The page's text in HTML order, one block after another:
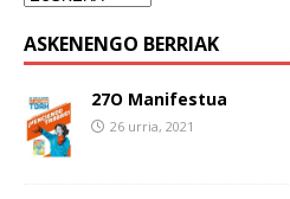
ASKENENGO BERRIAK
27O Manifestua
26 urria, 2021